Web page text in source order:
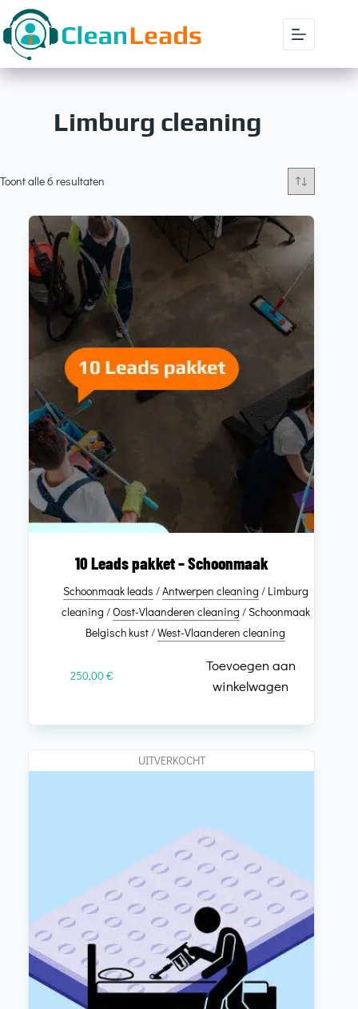
Limburg cleaning
Toont alle 6 resultaten
10 Leads pakket – Schoonmaak
Schoonmaak leads /Antwerpen cleaning / Limburg
cleaning /Oost-Vlaanderen cleaning /Schoonmaak
Belgisch kust/West-Vlaanderen cleaning
250,00€
Toevoegen aan
winkelwagen
UITVERKOCHT